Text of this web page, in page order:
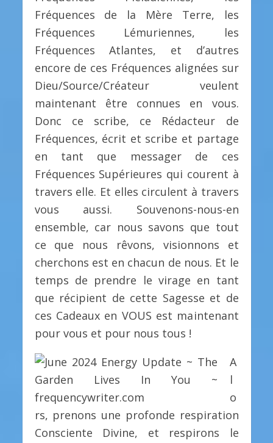
Fréquences de la Mère Terre, les
Fréquences Lémuriennes, les
Fréquences Atlantes, et d’autres
encore de ces Fréquences alignées sur
Dieu/Source/Créateur veulent
maintenant être connues en vous.
Donc ce scribe, ce Rédacteur de
Fréquences, écrit et scribe et partage
en tant que messager de ces
Fréquences Supérieures qui courent à
travers elle. Et elles circulent à travers
vous aussi. Souvenons-nous-en
ensemble, car nous savons que tout
ce que nous rêvons, visionnons et
cherchons est en chacun de nous. Et le
temps de prendre le virage en tant
que récipient de cette Sagesse et de
ces Cadeaux en VOUS est maintenant
pour vous et pour nous tous !
A
l
o
rs, prenons une profonde respiration
Consciente Divine, et respirons le